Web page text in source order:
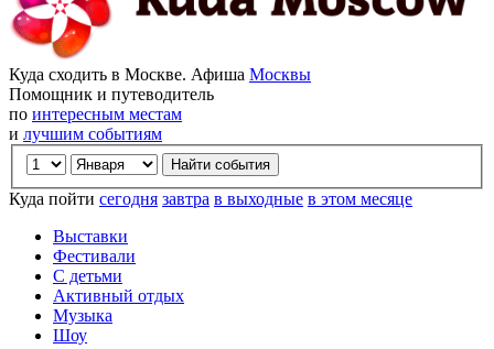
Куда сходить в Москве. Афиша Москвы
Помощник и путеводитель
по интересным местам
и лучшим событиям
Куда пойти сегодня завтра в выходные в этом месяце
Выставки
Фестивали
С детьми
Активный отдых
Музыка
Шоу